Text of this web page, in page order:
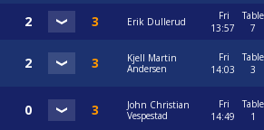
Erik Dullerud
Fri
13:57
Table
7
Kjell Martin
Andersen
Fri
14:03
Table
3
John Christian
Vespestad
Fri
14:49
Table
1